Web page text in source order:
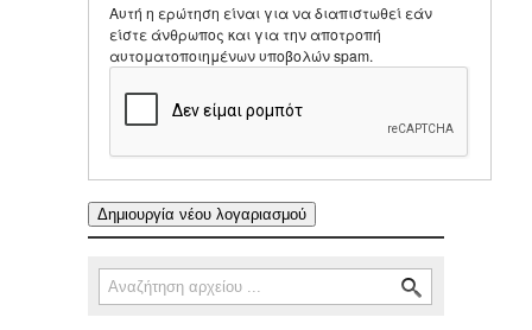
Αυτή η ερώτηση είναι για να διαπιστωθεί εάν
είστε άνθρωπος και για την αποτροπή
αυτοματοποιημένων υποβολών spam.
Φόρμα αναζήτησης
Αναζήτηση